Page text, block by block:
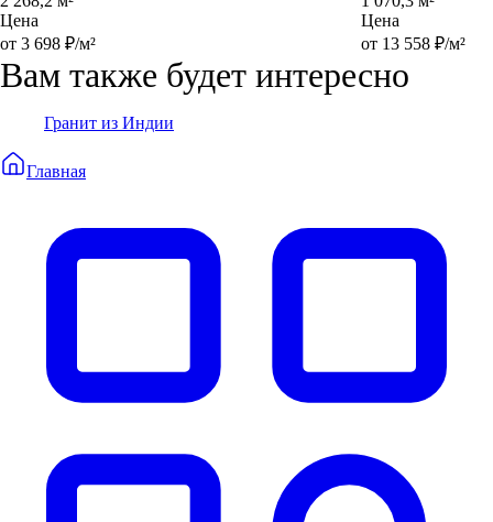
Цена
от 3 698 ₽/м²
Цена
от 13 558 ₽/м²
Вам также будет интересно
Гранит из Индии
Главная